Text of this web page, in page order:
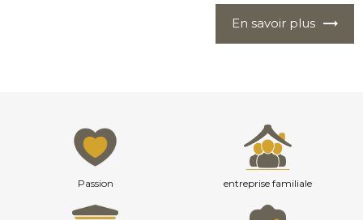
En savoir plus
Passion entreprise familiale